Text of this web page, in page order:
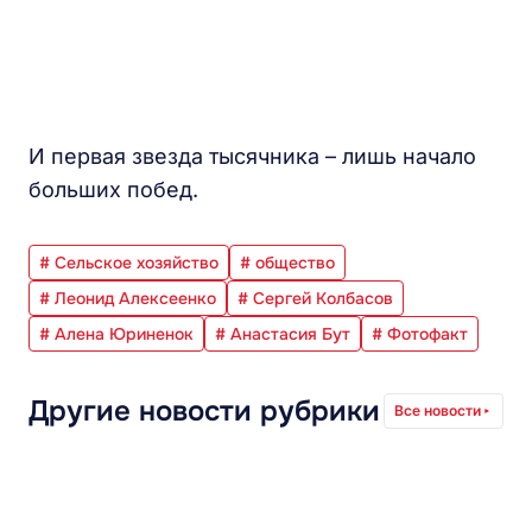
И первая звезда тысячника – лишь начало
больших побед.
# Сельское хозяйство
# общество
# Леонид Алексеенко
# Сергей Колбасов
# Алена Юриненок
# Анастасия Бут # Фотофакт
Другие новости рубрики Все новости